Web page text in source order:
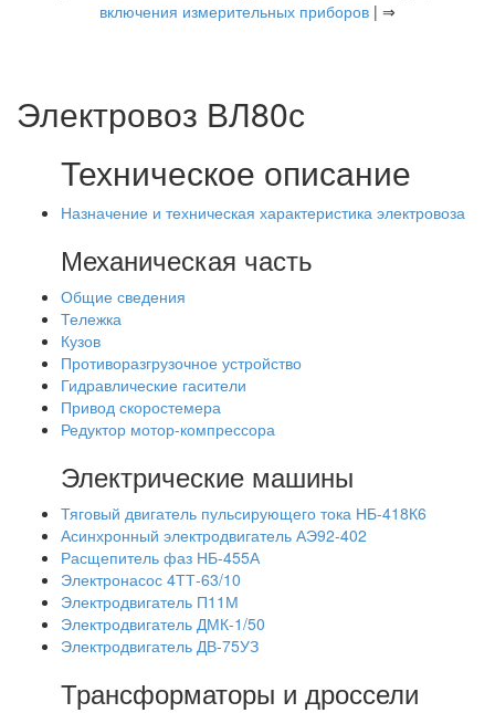
включения измерительных приборов | ⇒
Электровоз ВЛ80с
Техническое описание
Назначение и техническая характеристика электровоза
Механическая часть
Общие сведения
Тележка
Кузов
Противоразгрузочное устройство
Гидравлические гасители
Привод скоростемера
Редуктор мотор-компрессора
Электрические машины
Тяговый двигатель пульсирующего тока НБ-418К6
Асинхронный электродвигатель АЭ92-402
Расщепитель фаз НБ-455А
Электронасос 4ТТ-63/10
Электродвигатель П11М
Электродвигатель ДМК-1/50
Электродвигатель ДВ-75УЗ
Трансформаторы и дроссели